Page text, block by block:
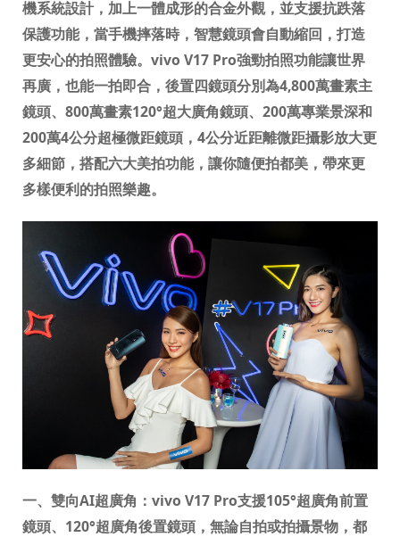
機系統設計，加上一體成形的合金外觀，並支援抗跌落
保護功能，當手機摔落時，智慧鏡頭會自動縮回，打造
更安心的拍照體驗。 vivo V17 Pro強勁拍照功能讓世界
再廣，也能一拍即合，後置四鏡頭分別為4,800萬畫素主
鏡頭、 800萬畫素120°超大廣角鏡頭、 200萬專業景深和
200萬4公分超極微距鏡頭， 4公分近距離微距攝影放大更
多細節， 搭配六大美拍功能，讓你隨便拍都美，帶來更
多樣便利的拍照樂趣。
一、雙向AI超廣角： vivo V17 Pro支援105°超廣角前置
鏡頭、 120°超廣角後置鏡頭， 無論自拍或拍攝景物，都